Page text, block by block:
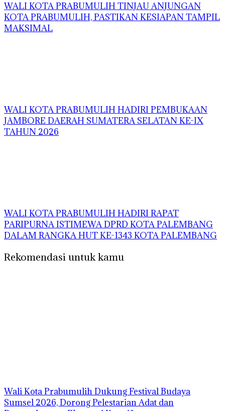
WALI KOTA PRABUMULIH TINJAU ANJUNGAN
KOTA PRABUMULIH, PASTIKAN KESIAPAN TAMPIL
MAKSIMAL
WALI KOTA PRABUMULIH HADIRI PEMBUKAAN
JAMBORE DAERAH SUMATERA SELATAN KE-IX
TAHUN 2026
WALI KOTA PRABUMULIH HADIRI RAPAT
PARIPURNA ISTIMEWA DPRD KOTA PALEMBANG
DALAM RANGKA HUT KE-1343 KOTA PALEMBANG
Rekomendasi untuk kamu
Wali Kota Prabumulih Dukung Festival Budaya
Sumsel 2026, Dorong Pelestarian Adat dan